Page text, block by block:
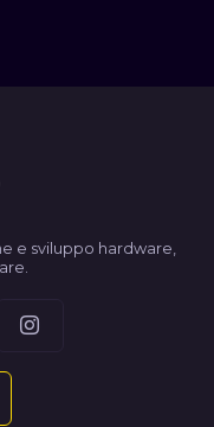
e sviluppo hardware,